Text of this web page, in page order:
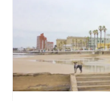
Länder und Inseln
Mittelmeer 2010-2013
Bordbibliothek